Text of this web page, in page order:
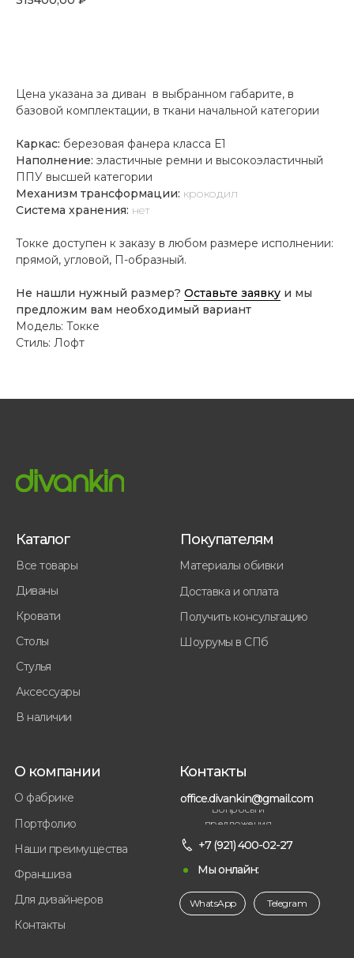
Цена указана за диван в выбранном габарите, в
базовой комплектации, в ткани начальной категории
Каркас: березовая фанера класса Е1
Наполнение: эластичные ремни и высокоэластичный
ППУ высшей категории
Механизм трансформации: крокодил
Система хранения: нет
Токке доступен к заказу в любом размере исполнении:
прямой, угловой, П-образный.
Не нашли нужный размер? Оставьте заявку и мы
предложим вам необходимый вариант
Модель: Токке
Стиль: Лофт
Все товары
Диваны
Кровати
Стулья
Столы
Аксессуары
В наличии
Каталог
Материалы обивки
Доставка и оплата
Получить консультацию
Шоурумы в СПб
Покупателям
О фабрике
Портфолио
Наши преимущества
Франшиза
О компании
Контакты
Контакты
office.divankin@gmail.com
Вопросы и
предложения
+7 (921) 400-02-27
Мы онлайн:
WhatsApp Telegram
Для дизайнеров